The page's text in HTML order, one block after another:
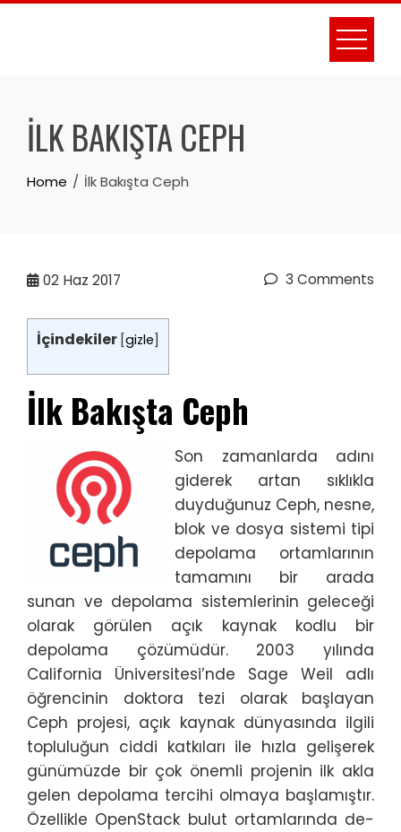
Skip
İLK BAKIŞTA CEPH
Home İlk Bakışta Ceph
02 Haz 2017 3 Comments
İçindekiler [gizle
İlk Bakışta Ceph
Son zamanlarda adını
giderek artan sıklıkla
duyduğunuz Ceph, nesne,
blok ve dosya sistemi tipi
depolama ortamlarının
tamamını bir arada
sunan ve depolama sistemlerinin geleceği
olarak görülen açık kaynak kodlu bir
depolama çözümüdür. 2003 yılında
California Üniversitesi’nde Sage Weil adlı
öğrencinin doktora tezi olarak başlayan
Ceph projesi, açık kaynak dünyasında ilgili
topluluğun ciddi katkıları ile hızla gelişerek
günümüzde bir çok önemli projenin ilk akla
gelen depolama tercihi olmaya başlamıştır.
Özellikle OpenStack bulut ortamlarında de-